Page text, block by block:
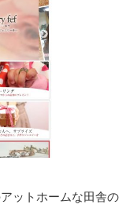
ットホームな田舎の